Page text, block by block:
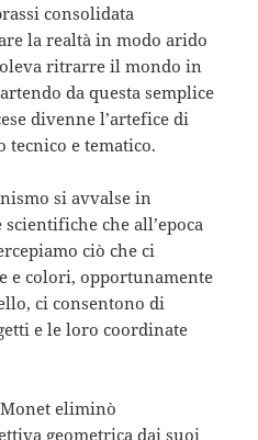
consolidata
la realtà in modo arido
ritrarre il mondo in
da questa semplice
divenne l’artefice di
tecnico e tematico.
si avvalse in
che all’epoca
ciò che ci
e colori, opportunamente
ci consentono di
e le loro coordinate
eliminò
geometrica dai suoi